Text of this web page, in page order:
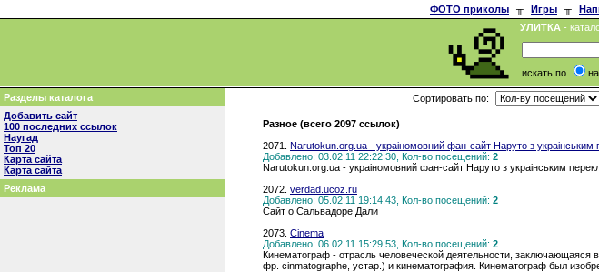
ФОТО приколы ╥ Игры ╥
УЛИТКА -
искать по
Разделы каталога
Добавить сайт
100 последних ссылок
Наугад
Топ 20
Карта сайта
Карта сайта
Реклама
Сортировать по:
Разное (всего 2097 ссылок)
2071. Narutokun.org.ua - украiномовний фан-сайт Наруто з
Добавлено: 03.02.11 22:22:30, Кол-во посещений: 2
Narutokun.org.ua - украiномовний фан-сайт Наруто з украiнським
2072. verdad.ucoz.ru
Добавлено: 05.02.11 19:14:43, Кол-во посещений: 2
Сайт о Сальвадоре Дали
2073. Cinema
Добавлено: 06.02.11 15:29:53, Кол-во посещений: 2
Кинематограф - отрасль человеческой деятельности,
фр. cinmatographe, устар.) и кинематография. Кинематограф был